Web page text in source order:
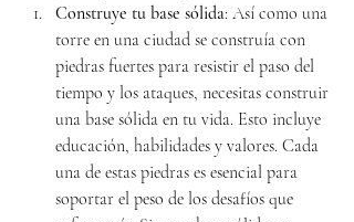
Construye tu base sólida: Así como una
torre en una ciudad se construía con
piedras fuertes para resistir el paso del
tiempo y los ataques, necesitas construir
una base sólida en tu vida. Esto incluye
educación, habilidades y valores. Cada
una de estas piedras es esencial para
soportar el peso de los desafíos que